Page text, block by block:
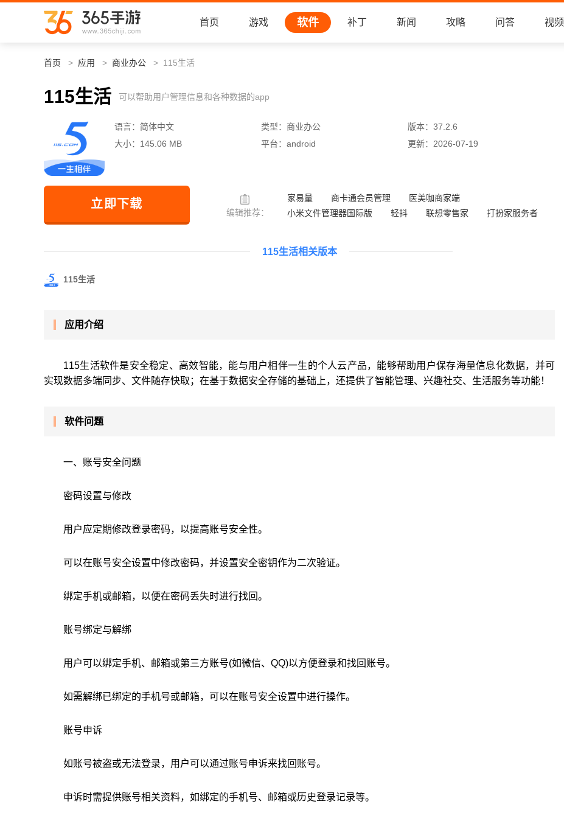
首页 游戏 软件 补丁 新闻 攻略 问答 视频
首页 应用 商业办公 115生活
115生活 可以帮助用户管理信息和各种数据的app
语言： 简体中文 类型： 商业办公 版本： 37.2.6
大小： 145.06 MB 平台： android 更新： 2026-07-19
立即下载
编辑推荐：
家易量 商卡通会员管理
医美咖商家端
小米文件管理器国际版
轻抖 联想零售家
打扮家服务者
115生活相关版本
115生活
应用介绍
115生活软件是安全稳定、高效智能，能与用户相伴一生的个人云产品，能够帮助用户保存海量信息化数据，并可
实现数据多端同步、文件随存快取；在基于数据安全存储的基础上，还提供了智能管理、兴趣社交、生活服务等功能！
软件问题
一、账号安全问题
密码设置与修改
用户应定期修改登录密码，以提高账号安全性。
可以在账号安全设置中修改密码，并设置安全密钥作为二次验证。
绑定手机或邮箱，以便在密码丢失时进行找回。
账号绑定与解绑
用户可以绑定手机、邮箱或第三方账号(如微信、QQ)以方便登录和找回账号。
如需解绑已绑定的手机号或邮箱，可以在账号安全设置中进行操作。
账号申诉
如账号被盗或无法登录，用户可以通过账号申诉来找回账号。
申诉时需提供账号相关资料，如绑定的手机号、邮箱或历史登录记录等。